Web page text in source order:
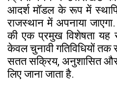
आदर्श मॉडल के रूप में
राजस्थान में अपनाया
की एक प्रमुख विशेषता यह
केवल चुनावी गतिविधियों तक
सतत सक्रिय, अनुशासित
लिए जाना जाता है.